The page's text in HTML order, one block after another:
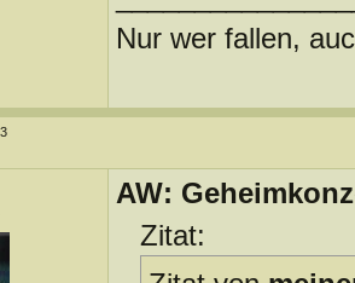
Nur wer fallen,
AW:
Zitat: